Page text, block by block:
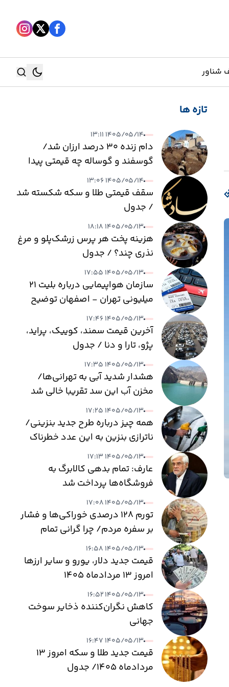
شناور
جستجو
تازه ها
۱۴۰۵/۰۵/۱۴ ۱۳:۱۱
دام زنده ۳۰ درصد ارزان شد/
گوسفند و گوساله چه قیمتی پیدا
کرد؟
۱۴۰۵/۰۵/۱۴ ۱۳:۰۶
سقف قیمتی طلا و سکه شکسته شد
/ جدول
۱۴۰۵/۰۵/۱۳ ۱۸:۱۸
هزینه پخت هر پرس زرشک‌پلو و مرغ
نذری چند؟ / جدول
۱۴۰۵/۰۵/۱۳ ۱۷:۵۵
سازمان هواپیمایی درباره بلیت ۲۱
میلیونی تهران - اصفهان توضیح
داد۱۴۰۵/۰۵/۱۳ ۱۷:۴۶
آخرین قیمت سمند، کوییک، پراید،
پژو، تارا و دنا / جدول
۱۴۰۵/۰۵/۱۳ ۱۷:۳۵
هشدار شدید آبی به تهرانی‌ها/
مخزن آب این سد تقریبا خالی شد
۱۴۰۵/۰۵/۱۳ ۱۷:۲۵
همه چیز درباره طرح جدید بنزینی/
ناترازی بنزین به این عدد خطرناک
می‌رسد
۱۴۰۵/۰۵/۱۳ ۱۷:۱۳
عارف: تمام بدهی کالابرگ به
فروشگاه‌ها پرداخت شد
۱۴۰۵/۰۵/۱۳ ۱۷:۰۸
تورم ۱۲۸ درصدی خوراکی‌ها و فشار
بر سفره مردم/ چرا گرانی تمام
نمی‌شود؟
۱۴۰۵/۰۵/۱۳ ۱۶:۵۸
قیمت جدید دلار، یورو و سایر ارزها
امروز ۱۳ مردادماه ۱۴۰۵
۱۴۰۵/۰۵/۱۳ ۱۶:۵۲
کاهش نگران‌کننده ذخایر سوخت
جهانی
۱۴۰۵/۰۵/۱۳ ۱۶:۴۷
قیمت جدید طلا و سکه امروز ۱۳
مردادماه ۱۴۰۵/ جدول